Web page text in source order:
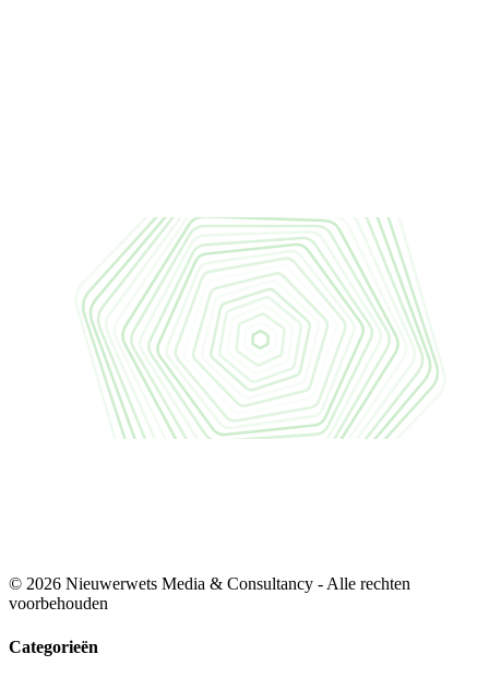
© 2026 Nieuwerwets Media & Consultancy - Alle rechten
voorbehouden
Categorieën